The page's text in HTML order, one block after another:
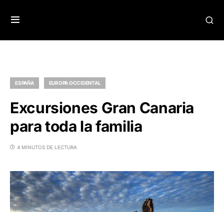
ESPAÑA EUROPA OCCIDENTAL
Excursiones Gran Canaria
para toda la familia
4 MINUTOS DE LECTURA